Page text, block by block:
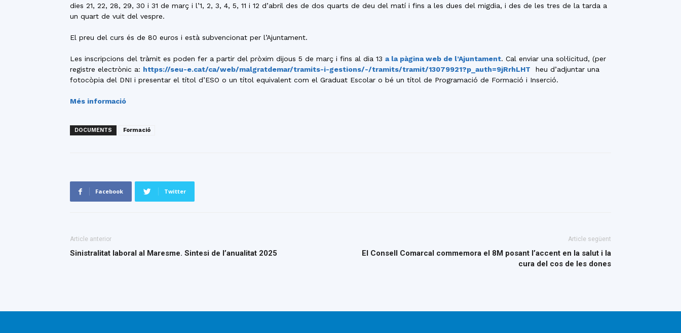
dies 21, 22, 28, 29, 30 i 31 de març i l’1, 2, 3, 4, 5, 11 i 12 d’abril des de dos quarts de deu del matí i fins a les dues del migdia, i des de les tres de la tarda a
un quart de vuit del vespre.
El preu del curs és de 80 euros i està subvencionat per l’Ajuntament.
Les inscripcions del tràmit es poden fer a partir del pròxim dijous 5 de març i fins al dia 13 a la pàgina web de l’Ajuntament. Cal enviar una sol·licitud, (per
registre electrònic a: https://seu-e.cat/ca/web/malgratdemar/tramits-i-gestions/-/tramits/tramit/13079921?p_auth=9jRrhLHT heu d’adjuntar una
fotocòpia del DNI i presentar el títol d’ESO o un títol equivalent com el Graduat Escolar o bé un títol de Programació de Formació i Inserció.
Més informació
DOCUMENTS Formació
Facebook Twitter
Article anterior
Sinistralitat laboral al Maresme. Sintesi de l’anualitat 2025
Article següent
El Consell Comarcal commemora el 8M posant l’accent en la salut i la
cura del cos de les dones